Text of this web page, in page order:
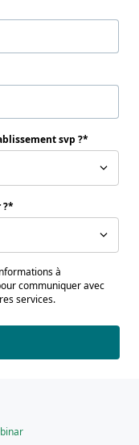
svp ?
?
à
communiquer avec
services.